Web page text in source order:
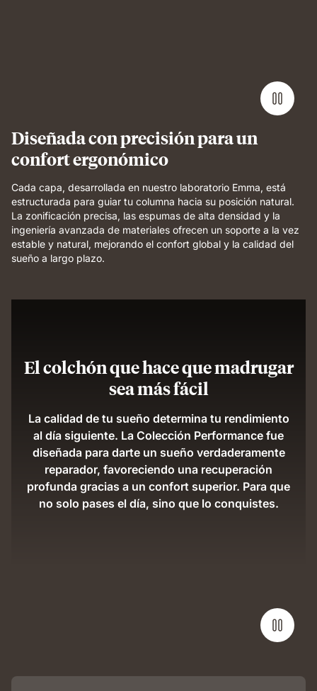
support.
Diseñada con precisión para un
confort ergonómico
Cada capa, desarrollada en nuestro laboratorio Emma, está
estructurada para guiar tu columna hacia su posición natural.
La zonificación precisa, las espumas de alta densidad y la
ingeniería avanzada de materiales ofrecen un soporte a la vez
estable y natural, mejorando el confort global y la calidad del
sueño a largo plazo.
El colchón que hace que madrugar
sea más fácil
La calidad de tu sueño determina tu rendimiento
al día siguiente. La Colección Performance fue
diseñada para darte un sueño verdaderamente
reparador, favoreciendo una recuperación
profunda gracias a un confort superior. Para que
no solo pases el día, sino que lo conquistes.